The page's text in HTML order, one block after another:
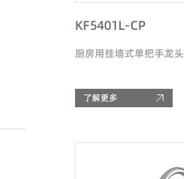
KF5401L-CP
厨房用挂墙式单把手龙头
了解更多